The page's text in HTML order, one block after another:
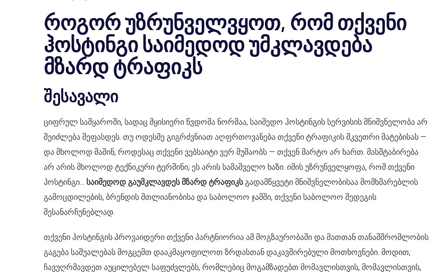
როგორ უზრუნველვყოთ, რომ თქვენი
ჰოსტინგი საიმედოდ უმკლავდება
მზარდ ტრაფიკს
შესავალი
ციფრულ სამყაროში, სადაც მყისიერი წვდომა ნორმაა, საიმედო ჰოსტინგის სერვისის მნიშვნელობა არ
შეიძლება შეფასდეს. თუ ოდესმე გიგრძვნიათ აღფრთოვანება თქვენი ტრაფიკის მკვეთრი მატებისას —
და მხოლოდ მაშინ, როდესაც თქვენი ვებსაიტი ვერ მუშაობს — თქვენ მარტო არ ხართ. მასშტაბირება
არ არის მხოლოდ ტექნიკური ტერმინი; ეს არის სამაშველო ხაზი. იმის უზრუნველყოფა, რომ თქვენი
ჰოსტინგი... საიმედოდ გაუმკლავდეს მზარდ ტრაფიკსგადამწყვეტი მნიშვნელობისაა მომხმარებლის
გამოცდილების, ბრენდის მთლიანობისა და საბოლოო ჯამში, თქვენი საბოლოო შედეგის
შესანარჩუნებლად.
თქვენი ჰოსტინგის პროვაიდერი თქვენი პარტნიორია ამ მოგზაურობაში და მათთან თანამშრომლობის
გაგება საშუალებას მოგცემთ დააკმაყოფილოთ ზრდასთან დაკავშირებული მოთხოვნები. მოდით,
ჩავუღრმავდეთ აუცილებელ საფუძვლებს, რომლებიც მოგამზადებთ მომავლისთვის, მომავლისთვის,